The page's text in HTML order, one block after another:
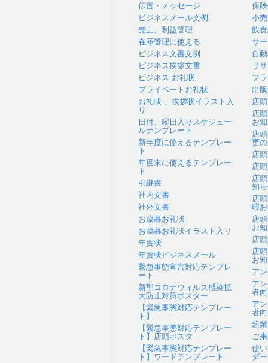
伝言・メッセージ
ビジネスメール文例
売上、利益管理
在庫管理に使える
ビジネス文書文例
ビジネス挨拶文書
ビジネス お礼状
プライベートお礼状
お礼状 、挨拶状イラスト入
り
日付、曜日入りスケジュー
ルテンプレート
新年度に使えるテンプレー
ト
年度末に使えるテンプレー
ト
引継書
社内文書
社外文書
お歳暮お礼状
お歳暮お礼状イラスト入り
年賀状
年賀状ビジネスメール
緊急事態宣言対応テンプレ
ート
新型コロナウィルス感染拡
大防止対策ポスター
【緊急事態対応テンプレー
ト】
【緊急事態対応テンプレー
ト】店頭ポスタ―
【緊急事態対応テンプレー
ト】ワードテンプレート
保
小
飲
サ
自
リ
フ
出
店
店
お
店
更
店
店
店
知
店
暇
店
お
店
店
お
ア
ア
者
ア
者
起
ご
使
ダー